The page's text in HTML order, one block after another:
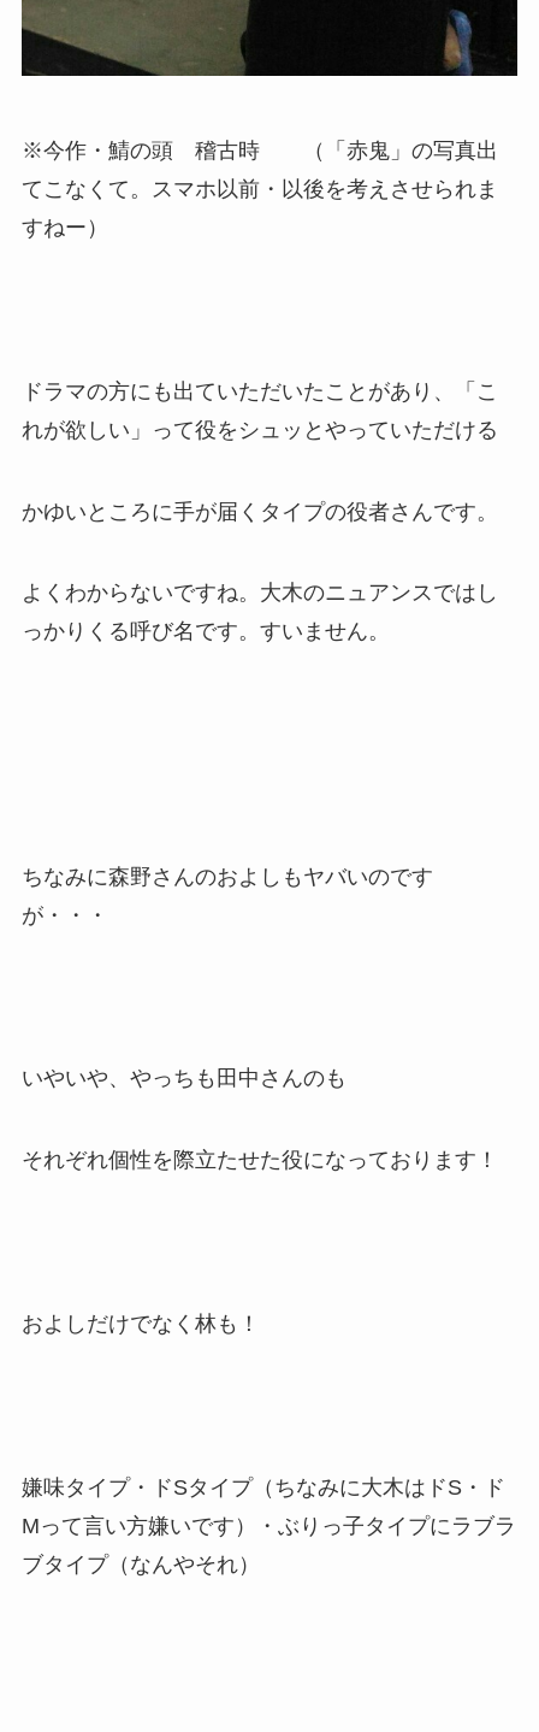
※今作・鯖の頭 稽古時 （「赤鬼」の写真出
てこなくて。スマホ以前・以後を考えさせられま
すねー）
ドラマの方にも出ていただいたことがあり、「こ
れが欲しい」って役をシュッとやっていただける
かゆいところに手が届くタイプの役者さんです。
よくわからないですね。大木のニュアンスではし
っかりくる呼び名です。すいません。
ちなみに森野さんのおよしもヤバいのです
が・・・
いやいや、やっちも田中さんのも
それぞれ個性を際立たせた役になっております！
およしだけでなく林も！
嫌味タイプ・ドSタイプ（ちなみに大木はドS・ド
Mって言い方嫌いです）・ぶりっ子タイプにラブラ
ブタイプ（なんやそれ）